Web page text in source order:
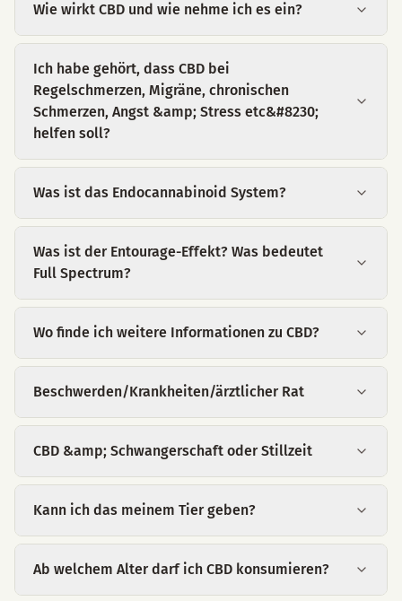
Wie wirkt CBD und wie nehme ich es ein?
Ich habe gehört, dass CBD bei
Regelschmerzen, Migräne, chronischen
Schmerzen, Angst &amp; Stress etc&#8230;
helfen soll?
Was ist das Endocannabinoid System?
Was ist der Entourage-Effekt? Was bedeutet
Full Spectrum?
Wo finde ich weitere Informationen zu CBD?
Beschwerden/Krankheiten/ärztlicher Rat
CBD &amp; Schwangerschaft oder Stillzeit
Kann ich das meinem Tier geben?
Ab welchem Alter darf ich CBD konsumieren?